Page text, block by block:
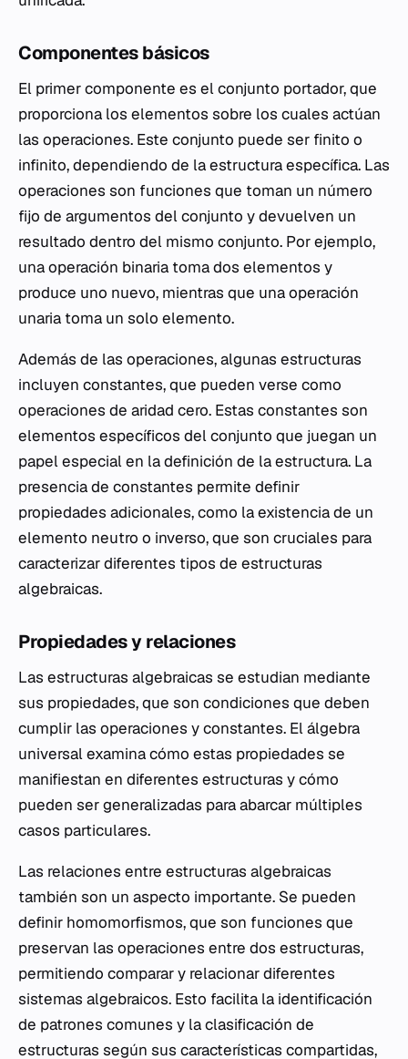
Componentes básicos
El primer componente es el conjunto portador, que
proporciona los elementos sobre los cuales actúan
las operaciones. Este conjunto puede ser finito o
infinito, dependiendo de la estructura específica. Las
operaciones son funciones que toman un número
fijo de argumentos del conjunto y devuelven un
resultado dentro del mismo conjunto. Por ejemplo,
una operación binaria toma dos elementos y
produce uno nuevo, mientras que una operación
unaria toma un solo elemento.
Además de las operaciones, algunas estructuras
incluyen constantes, que pueden verse como
operaciones de aridad cero. Estas constantes son
elementos específicos del conjunto que juegan un
papel especial en la definición de la estructura. La
presencia de constantes permite definir
propiedades adicionales, como la existencia de un
elemento neutro o inverso, que son cruciales para
caracterizar diferentes tipos de estructuras
algebraicas.
Propiedades y relaciones
Las estructuras algebraicas se estudian mediante
sus propiedades, que son condiciones que deben
cumplir las operaciones y constantes. El álgebra
universal examina cómo estas propiedades se
manifiestan en diferentes estructuras y cómo
pueden ser generalizadas para abarcar múltiples
casos particulares.
Las relaciones entre estructuras algebraicas
también son un aspecto importante. Se pueden
definir homomorfismos, que son funciones que
preservan las operaciones entre dos estructuras,
permitiendo comparar y relacionar diferentes
sistemas algebraicos. Esto facilita la identificación
de patrones comunes y la clasificación de
estructuras según sus características compartidas,